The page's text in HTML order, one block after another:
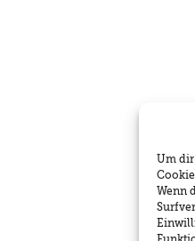
Um
Wenn